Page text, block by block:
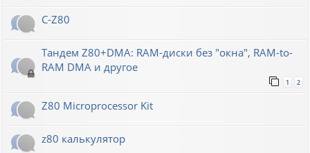
C-Z80
Тандем Z80+DMA: RAM-диски без "окна", RAM-to-
RAM DMA и другое
1 2
Z80 Microprocessor Kit
z80 калькулятор